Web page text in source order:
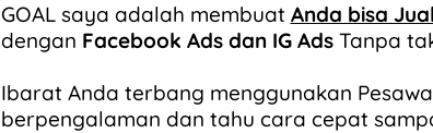
GOAL saya adalah membuat Anda bisa
dengan Facebook Ads dan IG AdsTanpa
Ibarat Anda terbang menggunakan
berpengalaman dan tahu cara cepat